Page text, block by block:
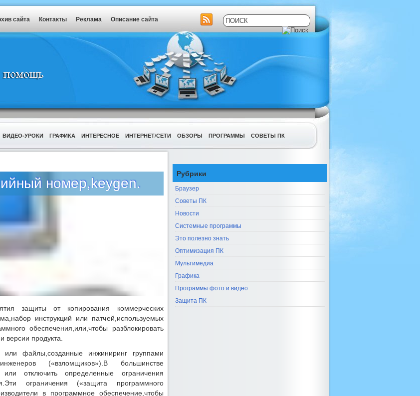
сайта Контакты Реклама Описание сайта
ВИДЕО-УРОКИ ГРАФИКА ИНТЕРЕСНОЕ ИНТЕРНЕТ/СЕТИ ОБЗОРЫ ПРОГРАММЫ СОВЕТЫ ПК
номер,keygen.
защиты от копирования коммерческих
инструкций или патчей,используемых
обеспечения,или,чтобы разблокировать
продукта.
или файлы,созданные инжиниринг группами
(«взломщиков»).В большинстве
или отключить определенные ограничения
ограничения («защита программного
в программное обеспечение,чтобы
Рубрики
Браузер
Советы ПК
Новости
Системные программы
Это полезно знать
Оптимизация ПК
Мультимедиа
Графика
Программы фото и видео
Защита ПК